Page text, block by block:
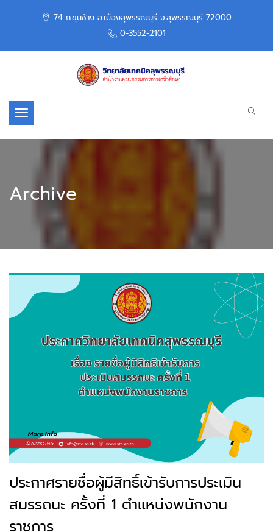
74 ถ.ขุนช้าง อ.เมืองสุพรรณบุรี จ.สุพรรณบุรี 72000
0-3552-2101
Toggle navigation
Archive
ประกาศรายชื่อผู้มีสิทธิ์เข้ารับการประเมิน
สมรรถนะ ครั้งที่ 1 ตำแหน่งพนักงาน
ราชการ